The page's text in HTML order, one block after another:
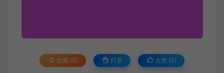
收藏 (0) 打赏 点赞 (0)